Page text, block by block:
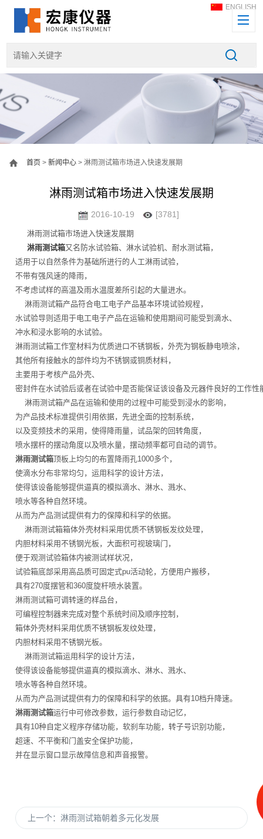
ENGLISH
首页 >新闻中心 > 淋雨测试箱市场进入快速发展期
淋雨测试箱市场进入快速发展期
2016-10-19 [3781]
淋雨测试箱市场进入快速发展期
淋雨测试箱又名防水试验箱、淋水试验机、耐水测试箱，
适用于以自然条件为基础所进行的人工淋雨试验，
不带有强风速的降雨，
不考虑试样的高温及雨水温度差所引起的大量进水。
淋雨测试箱产品符合电工电子产品基本环境试验规程，
水试验导则适用于电工电子产品在运输和使用期间可能受到滴水、
冲水和浸水影响的水试验。
淋雨测试箱工作室材料为优质进口不锈钢板，外壳为钢板静电喷涂，
其他所有接触水的部件均为不锈钢或铜质材料，
主要用于考核产品外壳、
密封件在水试验后或者在试验中是否能保证该设备及元器件良好的工作性
淋雨测试箱产品在运输和使用的过程中可能受到浸水的影响，
为产品技术标准提供引用依据，先进全面的控制系统，
以及变频技术的采用，使得降雨量，试品架的回转角度，
喷水摆杆的摆动角度以及喷水量，摆动频率都可自动的调节。
淋雨测试箱顶板上均匀的布置降雨孔1000多个，
使滴水分布非常均匀，运用科学的设计方法，
使得该设备能够提供逼真的模拟滴水、淋水、溅水、
喷水等各种自然环境。
从而为产品测试提供有力的保障和科学的依据。
淋雨测试箱箱体外壳材料采用优质不锈钢板发纹处理，
内胆材料采用不锈钢光板，大面积可视玻璃门，
便于观测试验箱体内被测试样状况，
试验箱底部采用高品质可固定式pu活动轮，方便用户搬移，
具有270度摆管和360度旋杆喷水装置。
淋雨测试箱可调转速的样品台，
可编程控制器来完成对整个系统时间及顺序控制，
箱体外壳材料采用优质不锈钢板发纹处理，
内胆材料采用不锈钢光板。
淋雨测试箱运用科学的设计方法，
使得该设备能够提供逼真的模拟滴水、淋水、溅水、
喷水等各种自然环境。
从而为产品测试提供有力的保障和科学的依据。具有10档升降速。
淋雨测试箱运行中可修改参数，运行参数自动记忆，
具有10种自定义程序存储功能，软刹车功能，转子号识别功能，
超速、不平衡和门盖安全保护功能，
并在显示窗口显示故障信息和声音报警。
上一个：淋雨测试箱朝着多元化发展